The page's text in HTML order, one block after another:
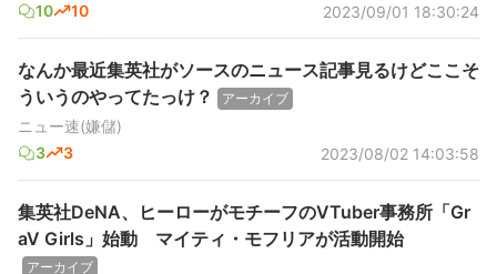
10
10 2023/09/01 18:30:24
なんか最近集英社がソースのニュース記事見るけどここそ
ういうのやってたっけ？
アーカイブ
ニュー速(嫌儲)
3
3 2023/08/02 14:03:58
集英社DeNA、ヒーローがモチーフのVTuber事務所「Gr
aV Girls」始動 マイティ・モフリアが活動開始
アーカイブ